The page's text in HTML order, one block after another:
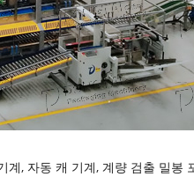
, 자동 캐 기계, 계량 검출 밀봉